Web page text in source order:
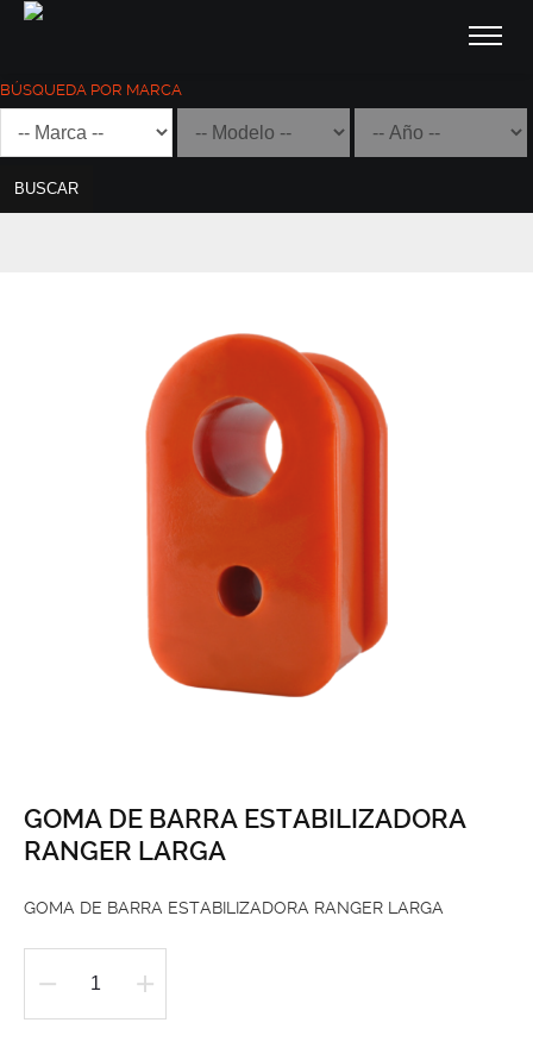
BÚSQUEDA POR MARCA
BUSCAR
GOMA DE BARRA ESTABILIZADORA
RANGER LARGA
GOMA DE BARRA ESTABILIZADORA RANGER LARGA
GOMA